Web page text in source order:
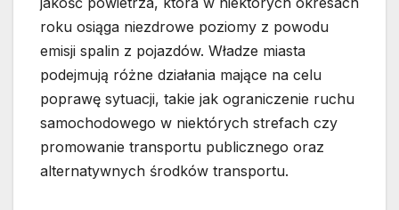
roku osiąga niezdrowe poziomy z powodu
emisji spalin z pojazdów. Władze miasta
podejmują różne działania mające na celu
poprawę sytuacji, takie jak ograniczenie ruchu
samochodowego w niektórych strefach czy
promowanie transportu publicznego oraz
alternatywnych środków transportu.